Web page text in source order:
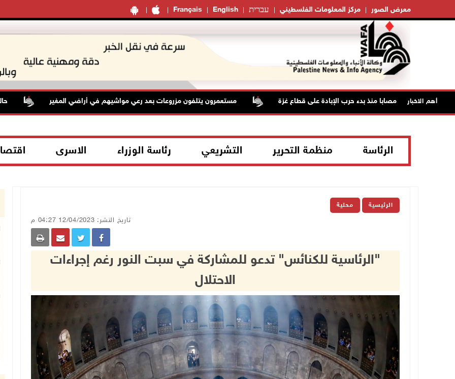
Français English עברית مركز المعلومات الفلسطيني معرض الصور
أهم الاخبار مستعمرون يتلفون مزروعات بعد رعي مواشيهم في أراضي المغير حالة
الرئاسة منظمة التحرير التشريعي رئاسة الوزراء الاسرى
الرئيسية محلية
تاريخ النشر: 12/04/2023 04:27 م
"الرئاسية للكنائس" تدعو للمشاركة في سبت النور رغم إجراءات
الاحتلال